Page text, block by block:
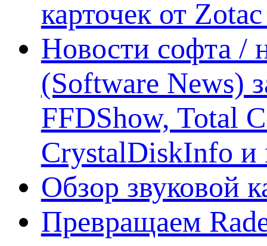
карточек от
Новости софта /
(Software News)
FFDShow, Total
CrystalDiskInfo и
Обзор звуковой
Превращаем